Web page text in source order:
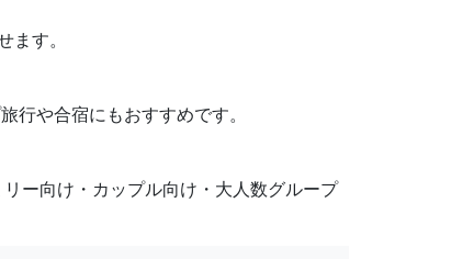
す。
や合宿にもおすすめです。
ー向け・カップル向け・大人数グループ